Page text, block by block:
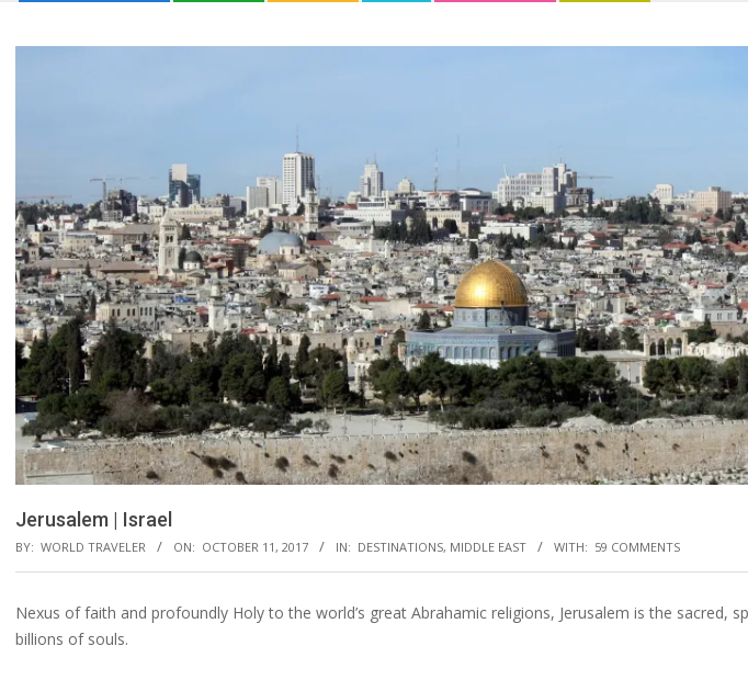
Menu
Jerusalem | Israel
BY: WORLD TRAVELER ON: OCTOBER 11, 2017 IN: DESTINATIONS, MIDDLE EAST WITH: 59 COMMENTS
Nexus of faith and profoundly Holy to the world’s great Abrahamic religions, Jerusalem is the sacred,
billions of souls.